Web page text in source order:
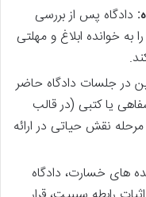
دادگاه پس از بررسی
خوانده ابلاغ و مهلتی
در جلسات دادگاه حاضر
یا کتبی (در قالب
نقش حیاتی در ارائه
های خسارت، دادگاه